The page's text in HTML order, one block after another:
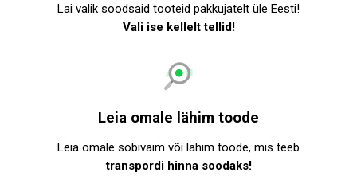
Lai valik soodsaid tooteid pakkujatelt üle Eesti!
Vali ise kellelt tellid!
Leia omale lähim toode
Leia omale sobivaim või lähim toode, mis teeb
transpordi hinna soodaks!